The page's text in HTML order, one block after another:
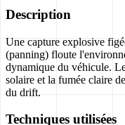
Description
Une capture explosive
(panning) floute
dynamique du véhicule.
solaire et la fumée claire
du drift.
Techniques utilisées